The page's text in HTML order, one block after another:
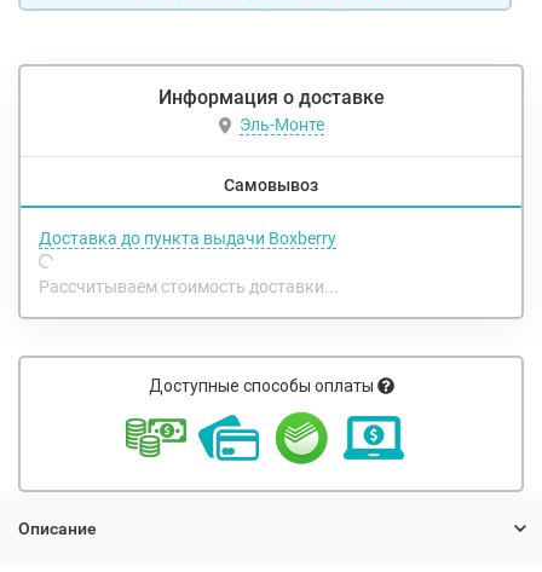
Информация о доставке
Эль-Монте
Самовывоз
Доставка до пункта выдачи Boxberry
Рассчитываем стоимость доставки...
Доступные способы оплаты
Описание